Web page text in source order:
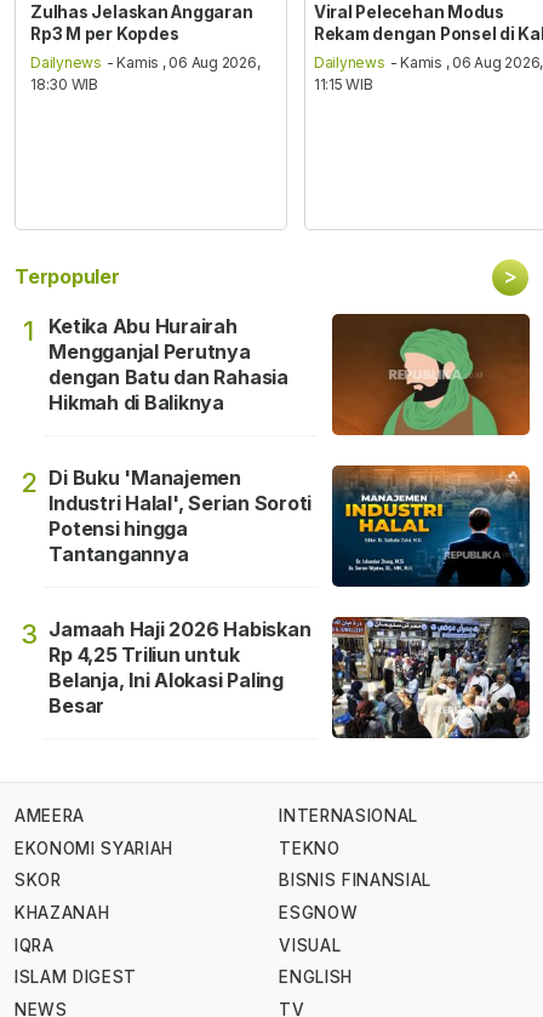
Zulhas Jelaskan Anggaran
Rp3 M per Kopdes
Dailynews - Kamis , 06 Aug 2026,
18:30 WIB
Viral Pelecehan Modus
Rekam dengan Ponsel di
Dailynews - Kamis , 06 Aug 2026,
11:15 WIB
Terpopuler >
1
Ketika Abu Hurairah
Mengganjal Perutnya
dengan Batu dan Rahasia
Hikmah di Baliknya
2 Di Buku 'Manajemen
Industri Halal', Serian Soroti
Potensi hingga
Tantangannya
3 Jamaah Haji 2026 Habiskan
Rp 4,25 Triliun untuk
Belanja, Ini Alokasi Paling
Besar
AMEERA
EKONOMI SYARIAH
SKOR
KHAZANAH
IQRA
ISLAM DIGEST
NEWS
INTERNASIONAL
TEKNO
BISNIS FINANSIAL
ESGNOW
VISUAL
ENGLISH
TV